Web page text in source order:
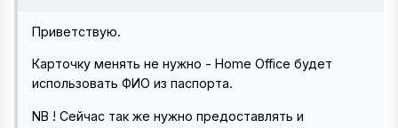
Приветствую.
Карточку менять не нужно - Home Office будет
использовать ФИО из паспорта.
NB ! Сейчас так же нужно предоставлять и